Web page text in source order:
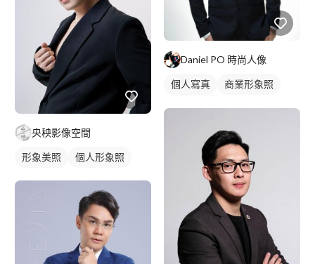
央秧影像空間
形象美照 個人形象照
Daniel PO 時尚人像
個人寫真
商業形象照